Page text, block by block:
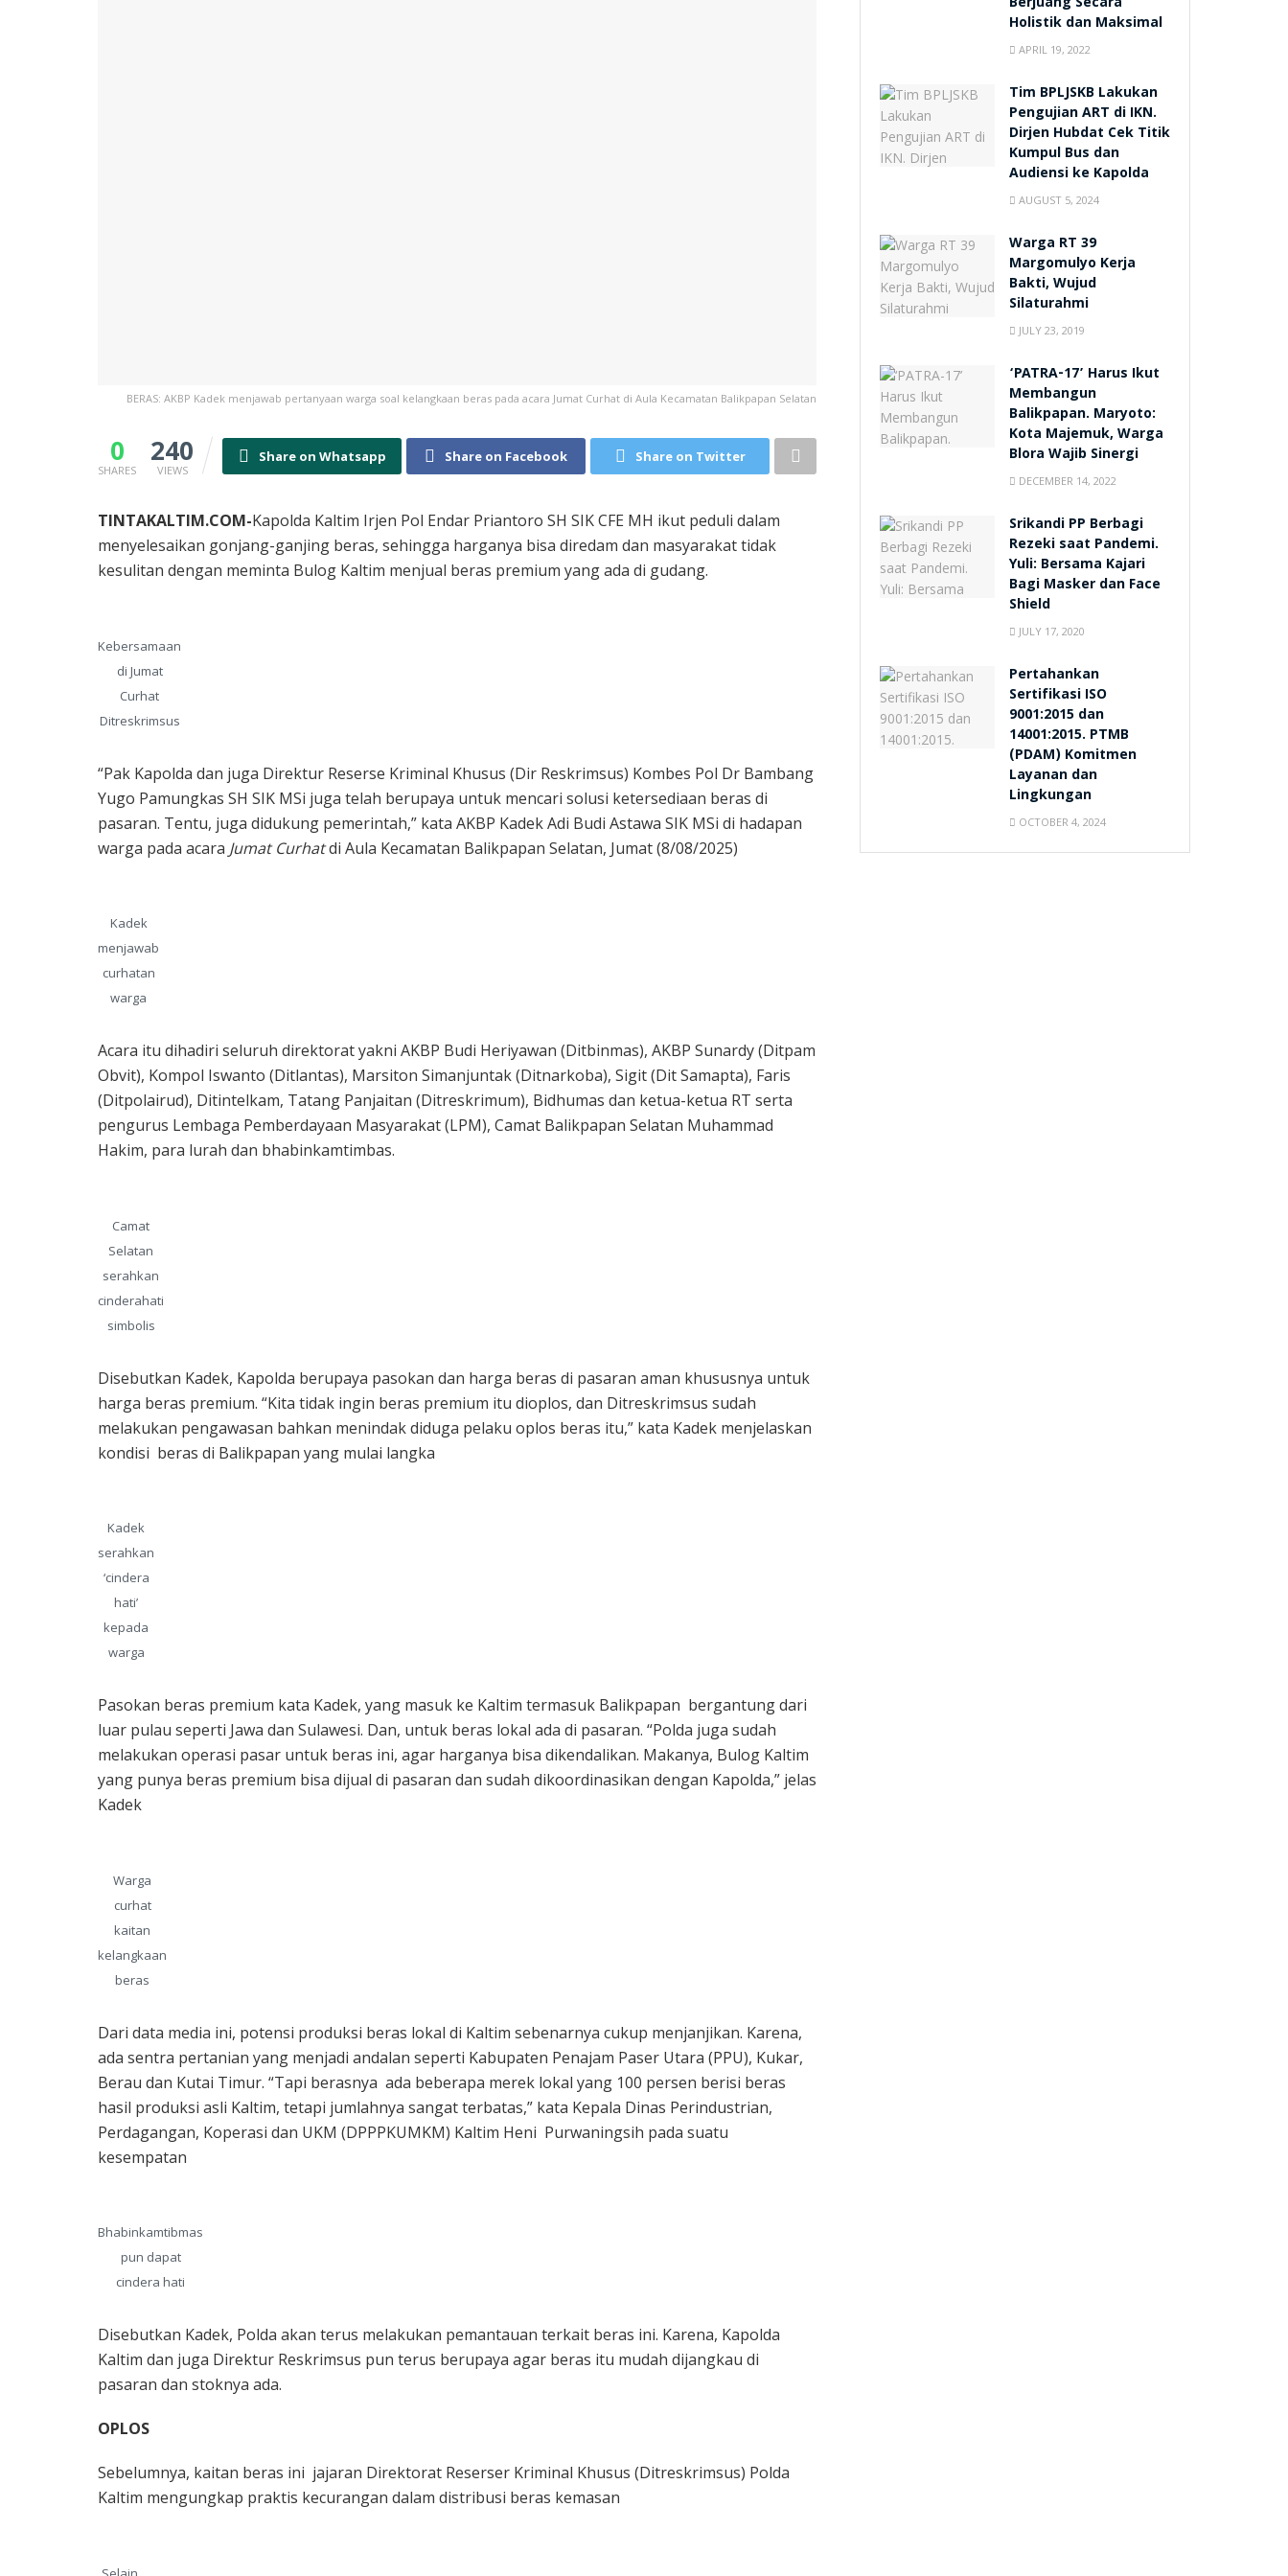
BERAS: AKBP Kadek menjawab pertanyaan warga soal kelangkaan beras pada acara Jumat Curhat di Aula Kecamatan Balikpapan Selatan
0
SHARES
240
VIEWS
Share on Whatsapp Share on Facebook Share on Twitter
TINTAKALTIM.COM-Kapolda Kaltim Irjen Pol Endar Priantoro SH SIK CFE MH ikut peduli dalam
menyelesaikan gonjang-ganjing beras, sehingga harganya bisa diredam dan masyarakat tidak
kesulitan dengan meminta Bulog Kaltim menjual beras premium yang ada di gudang.
Kebersamaan
di Jumat
Curhat
Ditreskrimsus
“Pak Kapolda dan juga Direktur Reserse Kriminal Khusus (Dir Reskrimsus) Kombes Pol Dr Bambang
Yugo Pamungkas SH SIK MSi juga telah berupaya untuk mencari solusi ketersediaan beras di
pasaran. Tentu, juga didukung pemerintah,” kata AKBP Kadek Adi Budi Astawa SIK MSi di hadapan
warga pada acara Jumat Curhatdi Aula Kecamatan Balikpapan Selatan, Jumat (8/08/2025)
Kadek
menjawab
curhatan
warga
Acara itu dihadiri seluruh direktorat yakni AKBP Budi Heriyawan (Ditbinmas), AKBP Sunardy (Ditpam
Obvit), Kompol Iswanto (Ditlantas), Marsiton Simanjuntak (Ditnarkoba), Sigit (Dit Samapta), Faris
(Ditpolairud), Ditintelkam, Tatang Panjaitan (Ditreskrimum), Bidhumas dan ketua-ketua RT serta
pengurus Lembaga Pemberdayaan Masyarakat (LPM), Camat Balikpapan Selatan Muhammad
Hakim, para lurah dan bhabinkamtimbas.
Camat
Selatan
serahkan
cinderahati
simbolis
Disebutkan Kadek, Kapolda berupaya pasokan dan harga beras di pasaran aman khususnya untuk
harga beras premium. “Kita tidak ingin beras premium itu dioplos, dan Ditreskrimsus sudah
melakukan pengawasan bahkan menindak diduga pelaku oplos beras itu,” kata Kadek menjelaskan
kondisi beras di Balikpapan yang mulai langka
Kadek
serahkan
‘cindera
hati’
kepada
warga
Pasokan beras premium kata Kadek, yang masuk ke Kaltim termasuk Balikpapan bergantung dari
luar pulau seperti Jawa dan Sulawesi. Dan, untuk beras lokal ada di pasaran. “Polda juga sudah
melakukan operasi pasar untuk beras ini, agar harganya bisa dikendalikan. Makanya, Bulog Kaltim
yang punya beras premium bisa dijual di pasaran dan sudah dikoordinasikan dengan Kapolda,” jelas
Kadek
Warga
curhat
kaitan
kelangkaan
beras
Dari data media ini, potensi produksi beras lokal di Kaltim sebenarnya cukup menjanjikan. Karena,
ada sentra pertanian yang menjadi andalan seperti Kabupaten Penajam Paser Utara (PPU), Kukar,
Berau dan Kutai Timur. “Tapi berasnya ada beberapa merek lokal yang 100 persen berisi beras
hasil produksi asli Kaltim, tetapi jumlahnya sangat terbatas,” kata Kepala Dinas Perindustrian,
Perdagangan, Koperasi dan UKM (DPPPKUMKM) Kaltim Heni Purwaningsih pada suatu
kesempatan
Bhabinkamtibmas
pun dapat
cindera hati
Disebutkan Kadek, Polda akan terus melakukan pemantauan terkait beras ini. Karena, Kapolda
Kaltim dan juga Direktur Reskrimsus pun terus berupaya agar beras itu mudah dijangkau di
pasaran dan stoknya ada.
OPLOS
Sebelumnya, kaitan beras ini jajaran Direktorat Reserser Kriminal Khusus (Ditreskrimsus) Polda
Kaltim mengungkap praktis kecurangan dalam distribusi beras kemasan
Holistik dan Maksimal
APRIL 19, 2022
Tim BPLJSKB Lakukan
Pengujian ART di IKN.
Dirjen Hubdat Cek Titik
Kumpul Bus dan
Audiensi ke Kapolda
AUGUST 5, 2024
Warga RT 39
Margomulyo Kerja
Bakti, Wujud
Silaturahmi
JULY 23, 2019
‘PATRA-17’ Harus Ikut
Membangun
Balikpapan. Maryoto:
Kota Majemuk, Warga
Blora Wajib Sinergi
DECEMBER 14, 2022
Srikandi PP Berbagi
Rezeki saat Pandemi.
Yuli: Bersama Kajari
Bagi Masker dan Face
Shield
JULY 17, 2020
Pertahankan
Sertifikasi ISO
9001:2015 dan
14001:2015. PTMB
(PDAM) Komitmen
Layanan dan
Lingkungan
OCTOBER 4, 2024